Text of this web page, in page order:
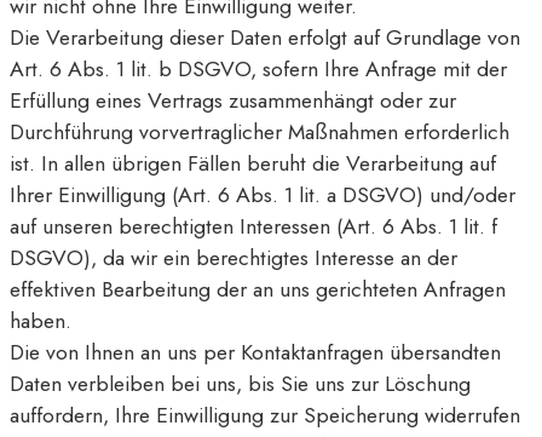
Die Verarbeitung dieser Daten erfolgt auf Grundlage von
Art. 6 Abs. 1 lit. b DSGVO, sofern Ihre Anfrage mit der
Erfüllung eines Vertrags zusammenhängt oder zur
Durchführung vorvertraglicher Maßnahmen erforderlich
ist. In allen übrigen Fällen beruht die Verarbeitung auf
Ihrer Einwilligung (Art. 6 Abs. 1 lit. a DSGVO) und/oder
auf unseren berechtigten Interessen (Art. 6 Abs. 1 lit. f
DSGVO), da wir ein berechtigtes Interesse an der
effektiven Bearbeitung der an uns gerichteten Anfragen
haben.
Die von Ihnen an uns per Kontaktanfragen übersandten
Daten verbleiben bei uns, bis Sie uns zur Löschung
auffordern, Ihre Einwilligung zur Speicherung widerrufen